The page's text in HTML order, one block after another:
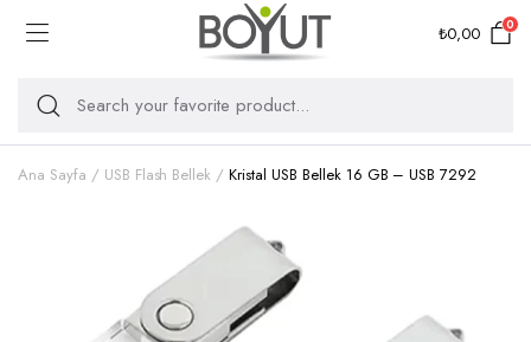
₺0,00 0
Ana Sayfa USB Flash Bellek Kristal USB Bellek 16 GB – USB 7292